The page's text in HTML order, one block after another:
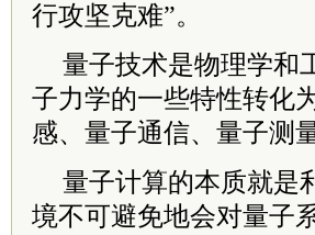
行攻坚克难”。
量子技术是物理学和
子力学的一些特性转化
感、量子通信、量子测
量子计算的本质就是
境不可避免地会对量子